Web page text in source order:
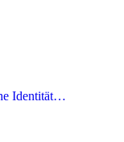
Identität…